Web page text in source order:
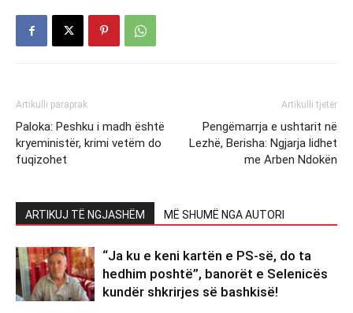
Artikulli paraprak
Paloka: Peshku i madh është
kryeministër, krimi vetëm do
fuqizohet
Artikulli tjetër
Pengëmarrja e ushtarit në
Lezhë, Berisha: Ngjarja lidhet
me Arben Ndokën
ARTIKUJ TË NGJASHËM MË SHUMË NGA AUTORI
“Ja ku e keni kartën e PS-së, do ta
hedhim poshtë”, banorët e Selenicës
kundër shkrirjes së bashkisë!